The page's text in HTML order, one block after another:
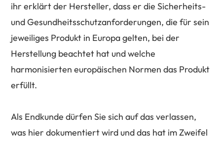
ihr erklärt der Hersteller, dass er die Sicherheits-
und Gesundheitsschutzanforderungen, die für sein
jeweiliges Produkt in Europa gelten, bei der
Herstellung beachtet hat und welche
harmonisierten europäischen Normen das Produkt
erfüllt.
Als Endkunde dürfen Sie sich auf das verlassen,
was hier dokumentiert wird und das hat im Zweifel